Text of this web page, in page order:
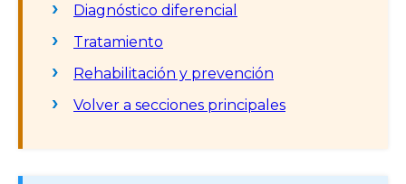
Diagnóstico diferencial
Tratamiento
Rehabilitación y prevención
Volver a secciones principales